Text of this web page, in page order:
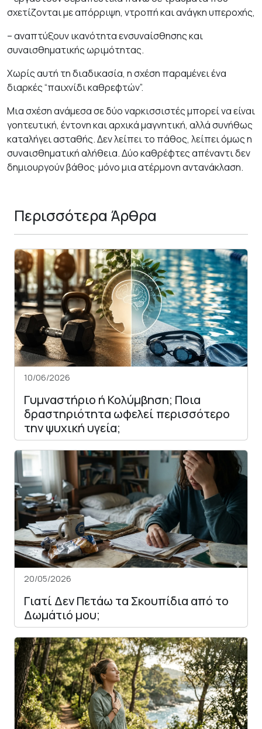
σχετίζονται με απόρριψη, ντροπή και ανάγκη υπεροχής,
– αναπτύξουν ικανότητα ενσυναίσθησης και
συναισθηματικής ωριμότητας.
Χωρίς αυτή τη διαδικασία, η σχέση παραμένει ένα
διαρκές “παιχνίδι καθρεφτών”.
Μια σχέση ανάμεσα σε δύο ναρκισσιστές μπορεί να είναι
γοητευτική, έντονη και αρχικά μαγνητική, αλλά συνήθως
καταλήγει ασταθής. Δεν λείπει το πάθος, λείπει όμως η
συναισθηματική αλήθεια. Δύο καθρέφτες απέναντι δεν
δημιουργούν βάθος· μόνο μια ατέρμονη αντανάκλαση.
Περισσότερα Άρθρα
10/06/2026
Γυμναστήριο ή Κολύμβηση; Ποια
δραστηριότητα ωφελεί περισσότερο
την ψυχική υγεία;
20/05/2026
Γιατί Δεν Πετάω τα Σκουπίδια από το
Δωμάτιό μου;